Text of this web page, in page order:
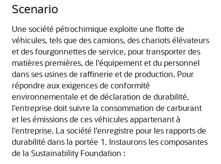
Scenario
Une société pétrochimique exploite une flotte de
véhicules, tels que des camions, des chariots élévateurs
et des fourgonnettes de service, pour transporter des
matières premières, de l'équipement et du personnel
dans ses usines de raffinerie et de production. Pour
répondre aux exigences de conformité
environnementale et de déclaration de durabilité,
l'entreprise doit suivre la consommation de carburant
et les émissions de ces véhicules appartenant à
l'entreprise. La société l'enregistre pour les rapports de
durabilité dans la portée 1. Instaurons les composantes
de la Sustainability Foundation :